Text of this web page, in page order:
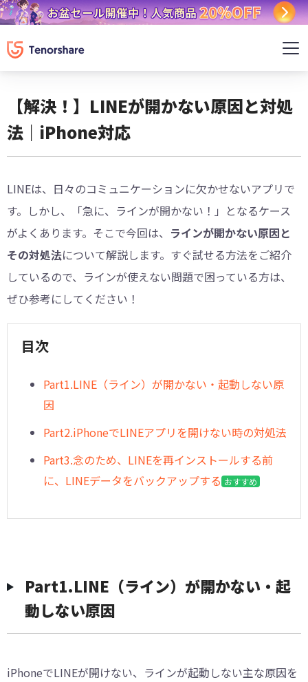
【解決！】LINEが開かない原因と対処
法｜iPhone対応
LINEは、日々のコミュニケーションに欠かせないアプリで
す。しかし、「急に、ラインが開かない！」となるケース
がよくあります。そこで今回は、 ラインが開かない原因と
その対処法について解説します。すぐ試せる方法をご紹介
しているので、ラインが使えない問題で困っている方は、
ぜひ参考にしてください！
目次
︎Part1.LINE（ライン）が開かない・起動しない原
因
︎Part2.iPhoneでLINEアプリを開けない時の対処法
︎Part3.念のため、LINEを再インストールする前
に、LINEデータをバックアップする おすすめ
︎Part1.LINE（ライン）が開かない・起
動しない原因
iPhoneでLINEが開けない、ラインが起動しない主な原因を